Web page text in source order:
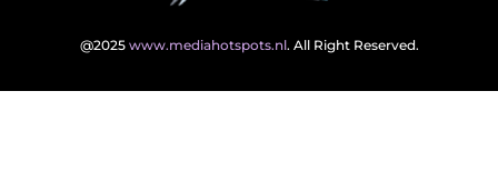
@2025 www.mediahotspots.nl. All Right Reserved.